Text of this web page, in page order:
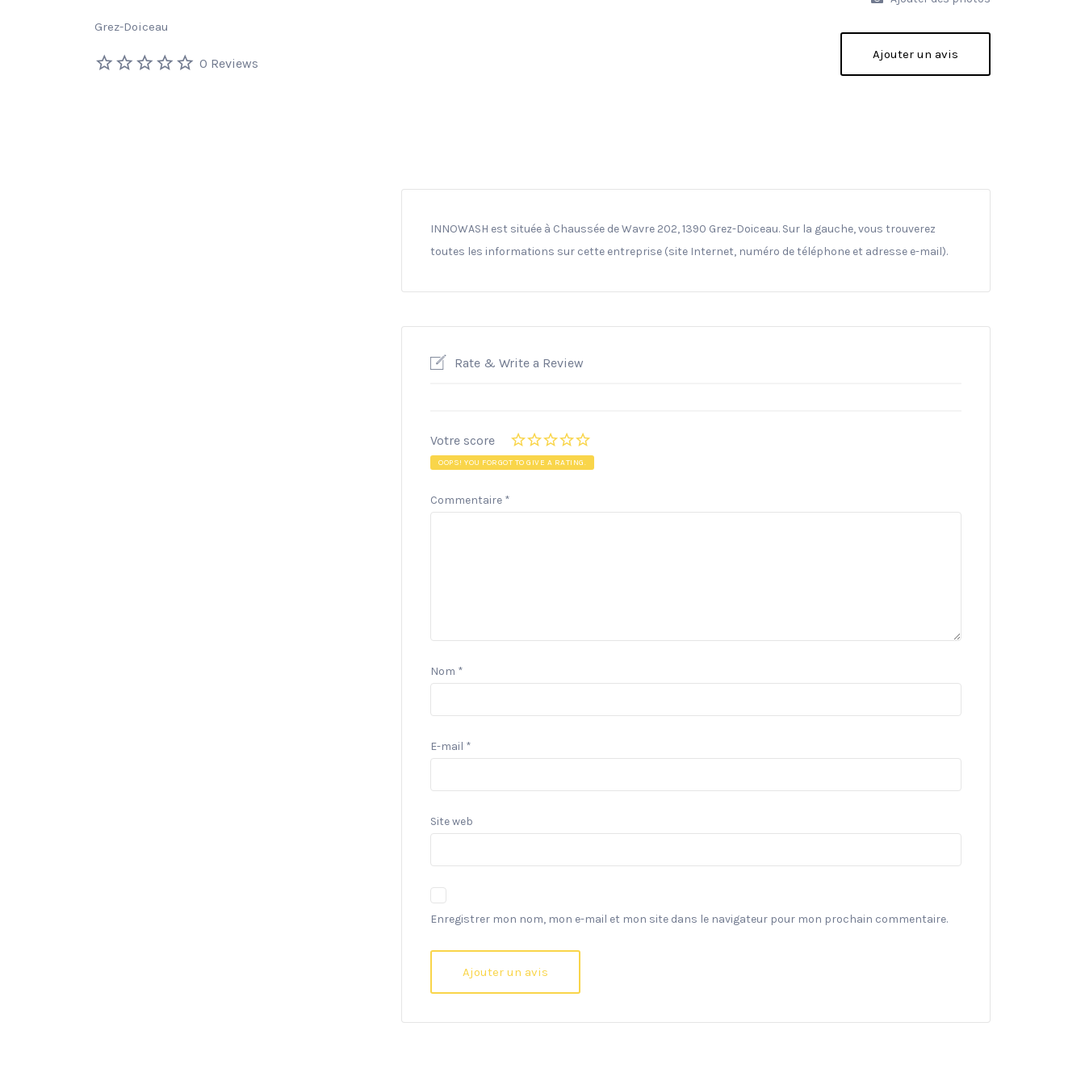
Grez-Doiceau
0 Reviews
Ajouter un avis
INNOWASH est située à Chaussée de Wavre 202, 1390 Grez-Doiceau. Sur la gauche, vous trouverez
toutes les informations sur cette entreprise (site Internet, numéro de téléphone et adresse e-mail).
Rate & Write a Review
Votre score
OOPS! YOU FORGOT TO GIVE A RATING.
Commentaire *
Nom *
E-mail *
Site web
Enregistrer mon nom, mon e-mail et mon site dans le navigateur pour mon prochain commentaire.